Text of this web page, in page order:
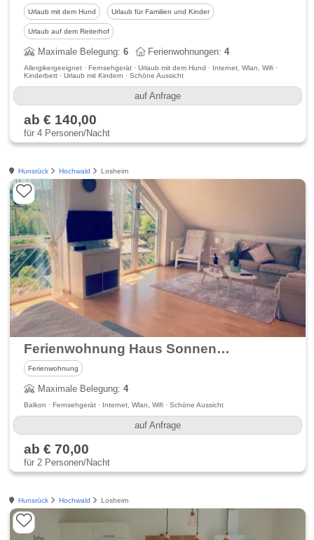
Urlaub mit dem Hund Urlaub für Familien und Kinder
Urlaub auf dem Reiterhof
Maximale Belegung:6 Ferienwohnungen:4
Allergikergeeignet · Fernsehgerät · Urlaub mit dem Hund · Internet, Wlan, Wifi ·
Kinderbett · Urlaub mit Kindern · Schöne Aussicht
auf Anfrage
ab € 140,00
für 4 Personen/Nacht
Hunsrück Hochwald Losheim
Ferienwohnung Haus Sonnenblick
Ferienwohnung
Maximale Belegung:4
Balkon · Fernsehgerät · Internet, Wlan, Wifi · Schöne Aussicht
auf Anfrage
ab € 70,00
für 2 Personen/Nacht
Hunsrück Hochwald Losheim